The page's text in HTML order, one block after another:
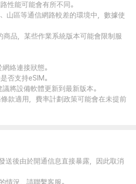
性能可能會有所不同。
山區等通信網路較差的環境中，數據使
商品，某些作業系統版本可能會限制服
絡連接狀態。
否支持eSIM。
將設備軟體更新到最新版本。
款適用，費率計劃政策可能會在未提前
送後由於開通信息直接暴露，因此取消
情況，請聯繫客服。